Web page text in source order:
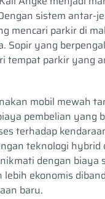
sistem antar-
mencari parkir di
Sopir yang
tempat parkir yang
mobil mewah
pembelian yang
terhadap
teknologi
dengan biaya
ekonomis
baru.